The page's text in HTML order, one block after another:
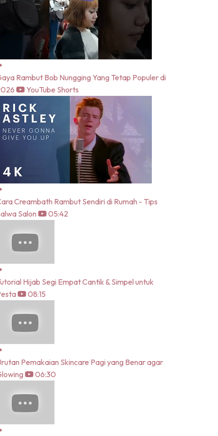
Rambut Bob Nungging Yang Tetap Populer di
YouTube Shorts
Creambath Rambut Sendiri di Rumah - Tips
Salon
05:42
Hijab Segi Empat Cantik & Simpel untuk
08:15
Pemakaian Skincare Pagi yang Benar agar
06:30